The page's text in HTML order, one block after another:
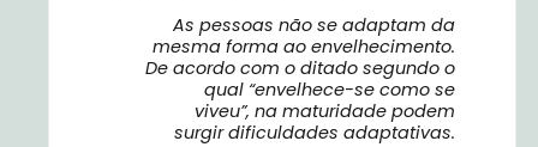
As pessoas não se adaptam da
mesma forma ao envelhecimento.
De acordo com o ditado segundo o
qual “envelhece-se como se
viveu”, na maturidade podem
surgir dificuldades adaptativas.